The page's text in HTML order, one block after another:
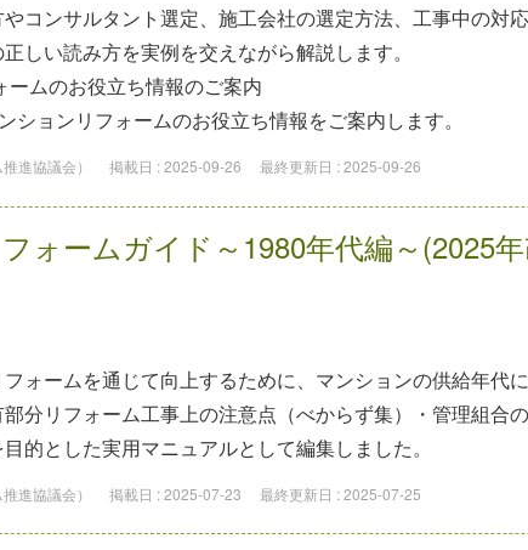
コンサルタント選定、施⼯会社の選定⽅法、⼯事中の対
しい読み⽅を実例を交えながら解説します。
ムのお役⽴ち情報のご案内
ションリフォームのお役⽴ち情報をご案内します。
進協議会） 掲載日 :2025-09-26 最終更新日 :2025-09-26
ォームガイド～1980年代編～(2025
ォームを通じて向上するために、マンションの供給年代
分リフォーム工事上の注意点（べからず集）・管理組合
的とした実用マニュアルとして編集しました。
進協議会） 掲載日 :2025-07-23 最終更新日 :2025-07-25